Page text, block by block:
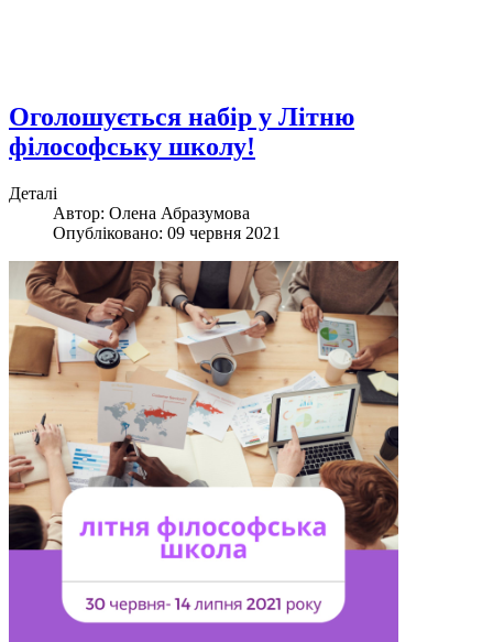
Оголошується набір у Літню
філософську школу!
Деталі
Автор: Олена Абразумова
Опубліковано: 09 червня 2021